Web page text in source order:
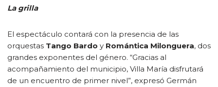
La grilla
El espectáculo contará con la presencia de las
orquestas Tango Bardo y Romántica Milonguera, dos
grandes exponentes del género. “Gracias al
acompañamiento del municipio, Villa María disfrutará
de un encuentro de primer nivel”, expresó Germán